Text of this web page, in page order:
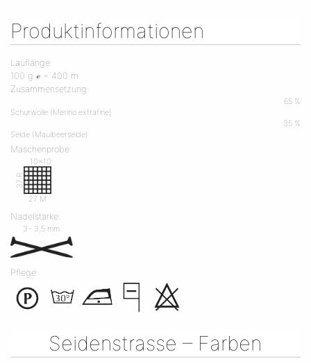
Produktinformationen
Lauflänge:
100 g ℯ = 400 m
Zusammensetzung:
65 %
Schurwolle (Merino extrafine)
35 %
Seide (Maulbeerseide)
Maschenprobe:
10x10
37 R
27 M
Nadelstärke:
3 ‐ 3,5 mm
Pflege:
Seidenstrasse – Farben